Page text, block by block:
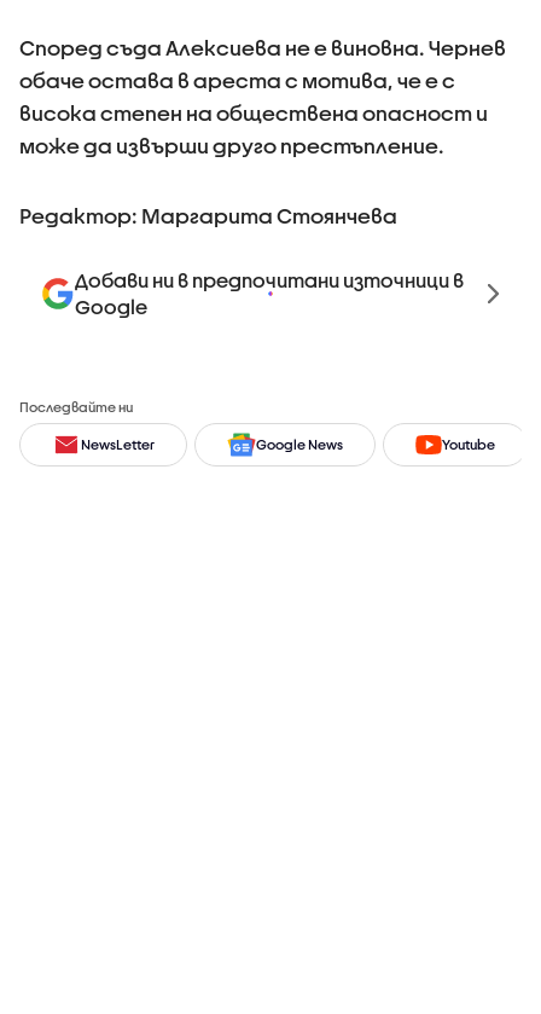
Според съда Алексиева не е виновна. Чернев
обаче остава в ареста с мотива, че е с
висока степен на обществена опасност и
може да извърши друго престъпление.
Редактор: Маргарита Стоянчева
Добави ни в предпочитани източници в
Google
Последвайте ни
NewsLetter Google News Youtube